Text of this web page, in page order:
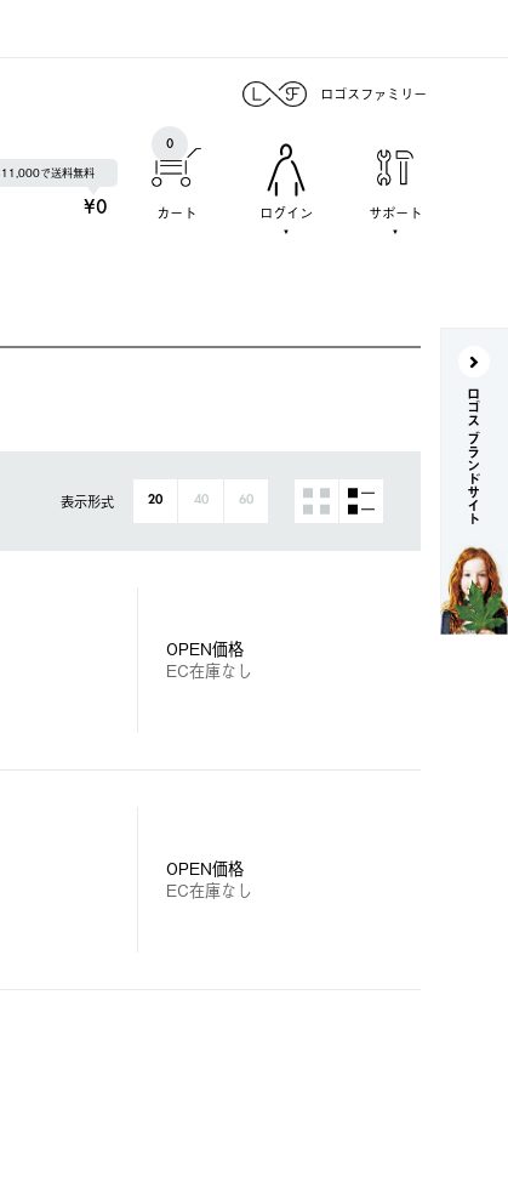
ロゴスファミリー
11,000で送料無料
¥0 カート
0
ログイン サポート
表示形式 20 40 60
OPEN価格
EC在庫なし
OPEN価格
EC在庫なし
ロゴス ブランドサイト